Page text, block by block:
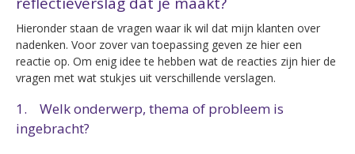
Hieronder staan de vragen waar ik wil dat mijn klanten over
nadenken. Voor zover van toepassing geven ze hier een
reactie op. Om enig idee te hebben wat de reacties zijn hier de
vragen met wat stukjes uit verschillende verslagen.
1. Welk onderwerp, thema of probleem is
ingebracht?